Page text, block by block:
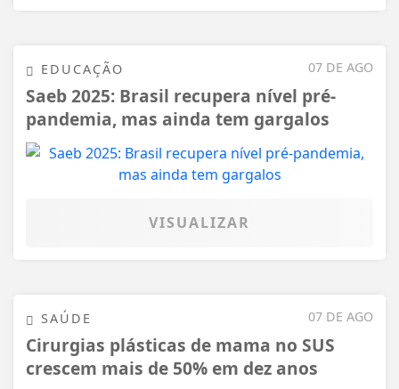
07 DE AGO
EDUCAÇÃO
Saeb 2025: Brasil recupera nível pré-
pandemia, mas ainda tem gargalos
VISUALIZAR
07 DE AGO
SAÚDE
Cirurgias plásticas de mama no SUS
crescem mais de 50% em dez anos